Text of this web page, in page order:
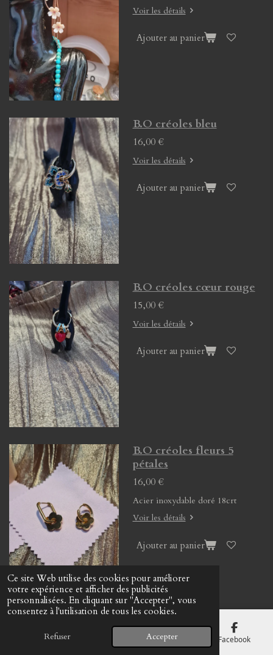
Ce site Web utilise des cookies pour améliorer
votre expérience et afficher des publicités
personnalisées. En cliquant sur "Accepter", vous
consentez à l'utilisation de tous les cookies.
Refuser Accepter
Voir les détails
Ajouter au panier
B.O créoles bleu
16,00 €
Voir les détails
Ajouter au panier
B.O créoles cœur rouge
15,00 €
Voir les détails
Ajouter au panier
B.O créoles fleurs 5
pétales
16,00 €
Acier inoxydable doré 18crt
Voir les détails
Ajouter au panier
B.O créoles pierre
naturelle
13,00 €
E-mail Carte Facebook